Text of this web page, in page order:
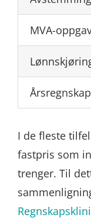
MVA-
Årsregnskap
I de fleste
fastpris som
trenger. Til